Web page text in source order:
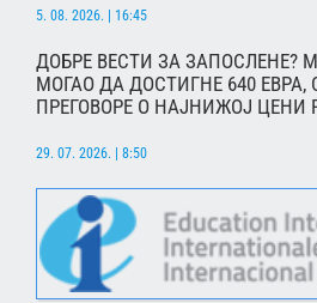
5. 08. 2026. | 16:45
ДОБРЕ ВЕСТИ ЗА ЗАПОСЛЕНЕ?
МОГАО ДА ДОСТИГНЕ 640
ПРЕГОВОРЕ О НАЈНИЖОЈ ЦЕНИ
29. 07. 2026. | 8:50